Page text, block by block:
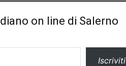
on line di Salerno
Iscriviti